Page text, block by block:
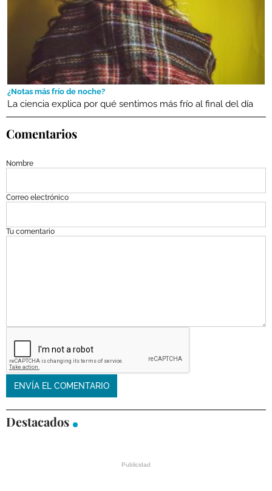
¿Notas más frío de noche?
La ciencia explica por qué sentimos más frío al final del día
Comentarios
Nombre
Correo electrónico
Tu comentario
Destacados